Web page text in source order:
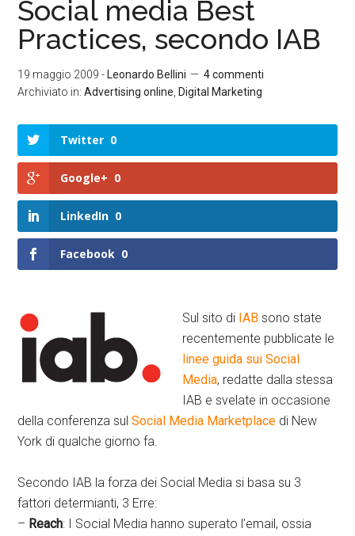
Social media Best
Practices, secondo IAB
19 maggio 2009 - Leonardo Bellini
4 commenti
Archiviato in:Advertising online Digital Marketing
Twitter 0
Google+ 0
LinkedIn 0
Facebook 0
Sul sito di IABsono state
recentemente pubblicate le
linee guida sui Social
Media, redatte dalla stessa
IAB e svelate in occasione
della conferenza sul Social Media Marketplace di New
York di qualche giorno fa.
Secondo IAB la forza dei Social Media si basa su 3
fattori determianti, 3 Erre:
– Reach: I Social Media hanno superato l’email, ossia